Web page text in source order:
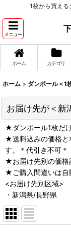
1枚から買える
メニュー
ホーム カテゴリ
ホーム > ダンボール＜1
お届け先が＜新
★ダンボール1枚だ
★送料込みの価格と
す。＊代引き不可＊
★お届け先別の価格
★ご購入間違いは自
<お届け先別区域>
・新潟県/長野県